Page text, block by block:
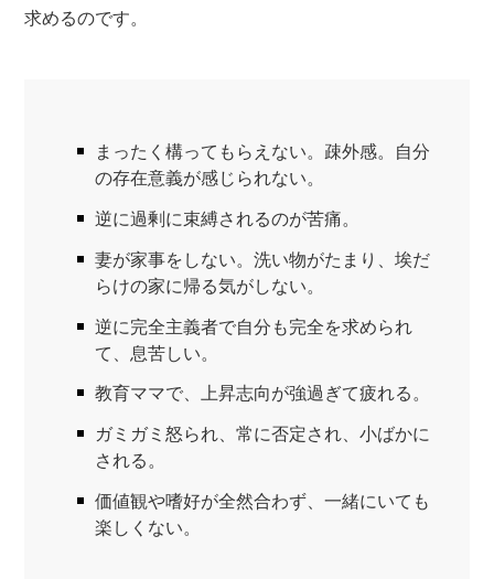
求めるのです。
まったく構ってもらえない。疎外感。自分
の存在意義が感じられない。
逆に過剰に束縛されるのが苦痛。
妻が家事をしない。洗い物がたまり、埃だ
らけの家に帰る気がしない。
逆に完全主義者で自分も完全を求められ
て、息苦しい。
教育ママで、上昇志向が強過ぎて疲れる。
ガミガミ怒られ、常に否定され、小ばかに
される。
価値観や嗜好が全然合わず、一緒にいても
楽しくない。